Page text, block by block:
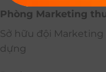
Phòng Marketing
Sở hữu đội
dựng